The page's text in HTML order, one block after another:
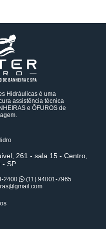
Hidráulicas é uma
assistência técnica
e ÔFUROS de
261 - sala 15 - Centro,
- SP
2400
(11) 94001-7965